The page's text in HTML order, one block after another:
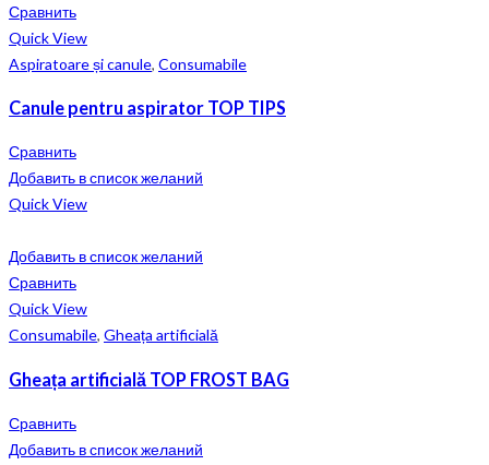
Сравнить
Quick View
Aspiratoare și canule, Consumabile
Canule pentru aspirator TOP TIPS
Сравнить
Добавить в список желаний
Quick View
Добавить в список желаний
Сравнить
Quick View
Consumabile, Gheața artificială
Gheața artificială TOP FROST BAG
Сравнить
Добавить в список желаний